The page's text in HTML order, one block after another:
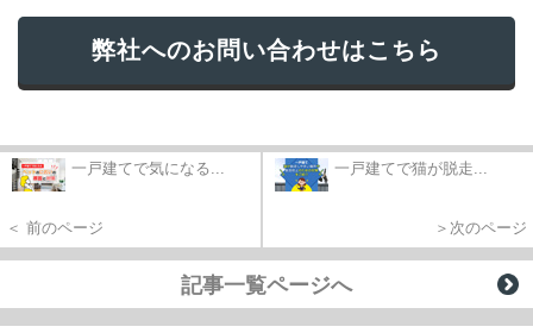
弊社へのお問い合わせはこちら
一戸建てで気になる...
＜ 前のページ
一戸建てで猫が脱走...
＞次のページ
記事一覧ページへ